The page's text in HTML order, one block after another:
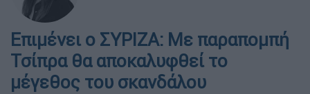
Επιμένει ο ΣΥΡΙΖΑ: Με παραπομπή
Τσίπρα θα αποκαλυφθεί το
μέγεθος του σκανδάλου